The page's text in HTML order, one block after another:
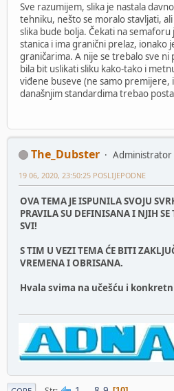
Sve razumijem, slika je nastala
tehniku, nešto se moralo stavljati,
slika bude bolja. Čekati na
stanica i ima granični prelaz, ionako
graničarima. A nije se trebalo sve ni
bila bit uslikati sliku kako-tako i
viđene buseve (ne samo premijere,
današnjim standardima trebao
The_Dubster
Administrator
19 06, 2020, 23:50:25 POSLIJEPODNE
OVA TEMA JE ISPUNILA SVOJU
PRAVILA SU DEFINISANA I NJIH SE
SVI!
S TIM U VEZI TEMA ĆE BITI
VREMENA I OBRISANA.
Hvala svima na učešću i